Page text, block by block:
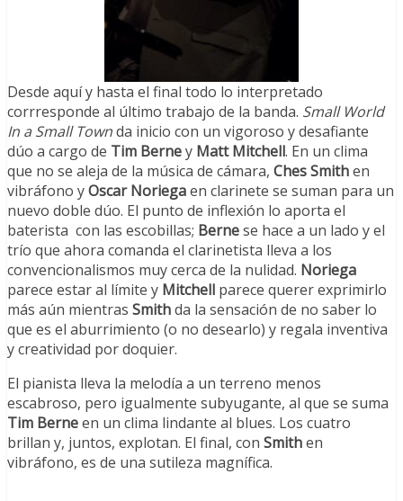
Desde aquí y hasta el final todo lo interpretado
corrresponde al último trabajo de la banda. Small World
In a Small Townda inicio con un vigoroso y desafiante
dúo a cargo de Tim Berney Matt Mitchell. En un clima
que no se aleja de la música de cámara, Ches Smithen
vibráfono yOscar Noriegaen clarinete se suman para un
nuevo doble dúo. El punto de inflexión lo aporta el
baterista con las escobillas; Bernese hace a un lado y el
trío que ahora comanda el clarinetista lleva a los
convencionalismos muy cerca de la nulidad. Noriega
parece estar al límite y Mitchell parece querer exprimirlo
más aún mientras Smithda la sensación de no saber lo
que es el aburrimiento (o no desearlo) y regala inventiva
y creatividad por doquier.
El pianista lleva la melodía a un terreno menos
escabroso, pero igualmente subyugante, al que se suma
Tim Berneen un clima lindante al blues. Los cuatro
brillan y, juntos, explotan. El final, con Smithen
vibráfono, es de una sutileza magnífica.